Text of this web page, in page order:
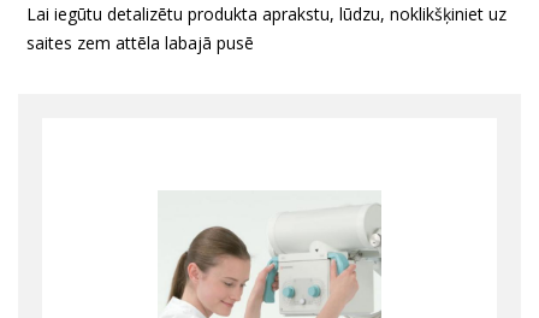
Lai iegūtu detalizētu produkta aprakstu, lūdzu, noklikšķiniet uz
saites zem attēla labajā pusē